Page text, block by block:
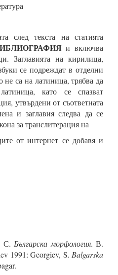
след текста на статията
и включва
Заглавията на кирилица,
се подреждат в отделни
не са на латиница, трябва да
като се спазват
утвърдени от съответната
и заглавия следва да се
за транслитерация на
от интернет се добавя и
С. Българска морфология. В.
1991: Georgiev, S. Balgarska